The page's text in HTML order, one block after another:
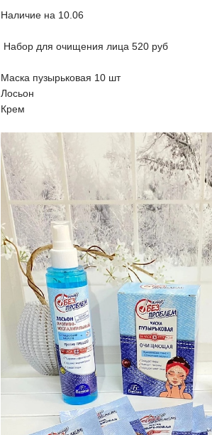
Наличие на 10.06
Набор для очищения лица 520 руб
Маска пузырьковая 10 шт
Лосьон
Крем